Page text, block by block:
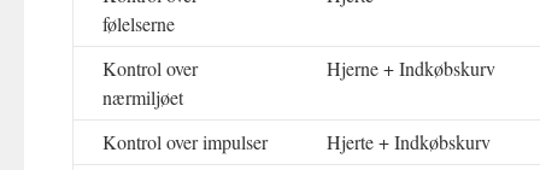
følelserne
Kontrol over
nærmiljøet
Hjerne + Indkøbskurv
Kontrol over impulser
Hjerte + Indkøbskurv